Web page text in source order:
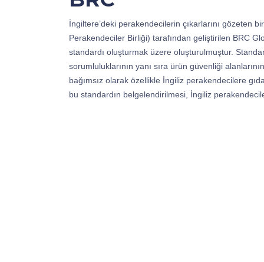
İngiltere’deki perakendecilerin çıkarlarını gözeten
Perakendeciler Birliği) tarafından geliştirilen BRC
standardı oluşturmak üzere oluşturulmuştur.
sorumluluklarının yanı sıra ürün güvenliği
bağımsız olarak özellikle İngiliz perakendecilere
bu standardın belgelendirilmesi, İngiliz